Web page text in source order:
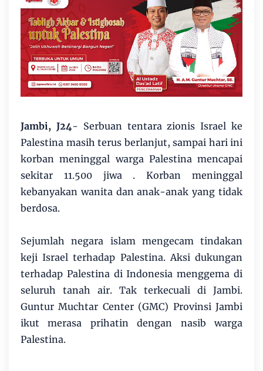
Jambi, J24- Serbuan tentara zionis Israel ke
Palestina masih terus berlanjut, sampai hari ini
korban meninggal warga Palestina mencapai
sekitar 11.500 jiwa . Korban meninggal
kebanyakan wanita dan anak-anak yang tidak
berdosa.
Sejumlah negara islam mengecam tindakan
keji Israel terhadap Palestina. Aksi dukungan
terhadap Palestina di Indonesia menggema di
seluruh tanah air. Tak terkecuali di Jambi.
Guntur Muchtar Center (GMC) Provinsi Jambi
ikut merasa prihatin dengan nasib warga
Palestina.